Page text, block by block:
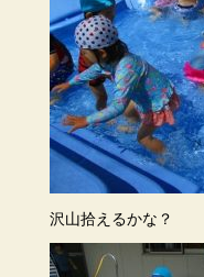
沢山拾えるかな？